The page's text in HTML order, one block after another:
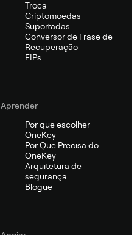
Troca
Criptomoedas
Suportadas
Conversor de Frase de
Recuperação
EIPs
Aprender
Por que escolher
OneKey
Por Que Precisa do
OneKey
Arquitetura de
segurança
Blogue